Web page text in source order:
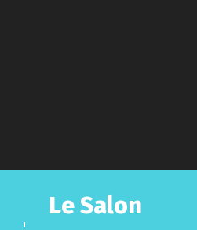
Le Salon